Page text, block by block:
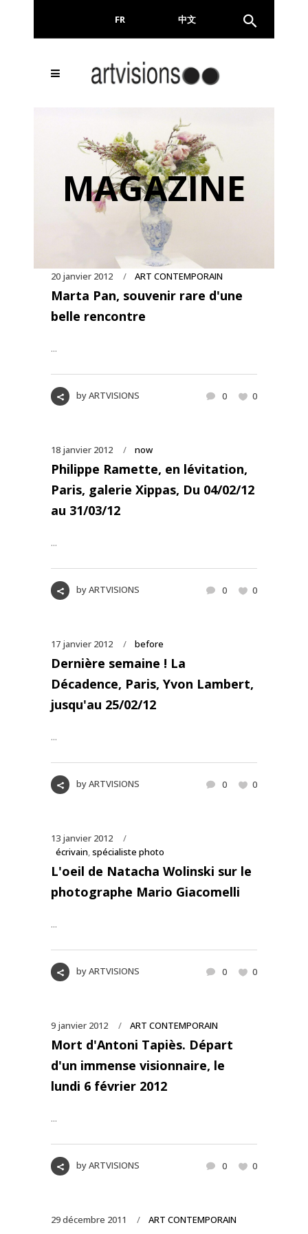
FR 中文
MAGAZINE
20 janvier 2012 ART CONTEMPORAIN
Marta Pan, souvenir rare d'une
belle rencontre
...
byARTVISIONS 0 0
18 janvier 2012 now
Philippe Ramette, en lévitation,
Paris, galerie Xippas, Du 04/02/12
au 31/03/12
...
byARTVISIONS 0 0
17 janvier 2012 before
Dernière semaine ! La
Décadence, Paris, Yvon Lambert,
jusqu'au 25/02/12
...
byARTVISIONS 0 0
13 janvier 2012
écrivain,spécialiste photo
L'oeil de Natacha Wolinski sur le
photographe Mario Giacomelli
...
byARTVISIONS 0 0
9 janvier 2012 ART CONTEMPORAIN
Mort d'Antoni Tapiès. Départ
d'un immense visionnaire, le
lundi 6 février 2012
...
byARTVISIONS 0 0
29 décembre 2011 ART CONTEMPORAIN
Inscrivez-vous à notre
En continuant, vous acceptez de nous communiquer
votre adresse email pour l’envoi de la Newsletter. En
aucun cas elle ne sera transmise à un tiers.